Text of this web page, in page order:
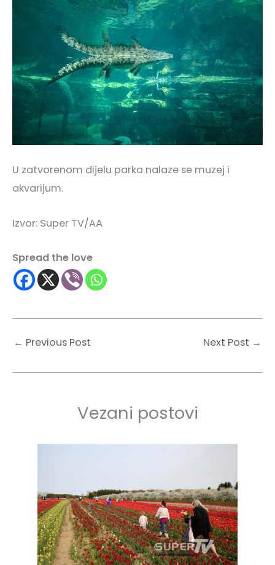
U zatvorenom dijelu parka nalaze se muzej i
akvarijum.
Izvor: Super TV/AA
Spread the love
← Previous Post Next Post →
Vezani postovi